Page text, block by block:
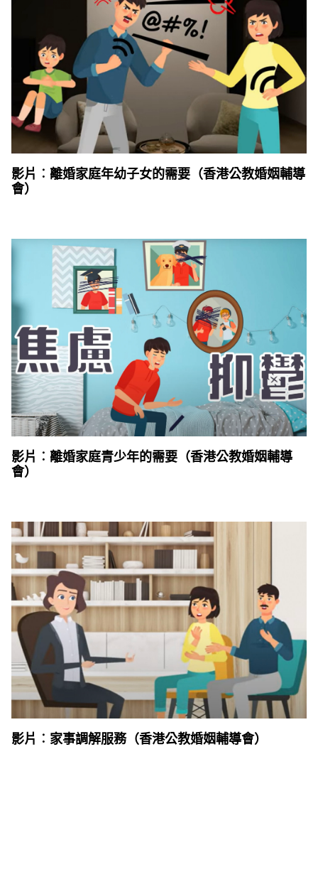
影片︰離婚家庭年幼子女的需要（香港公教婚姻輔導
會）
影片︰離婚家庭青少年的需要（香港公教婚姻輔導
會）
影片︰家事調解服務（香港公教婚姻輔導會）